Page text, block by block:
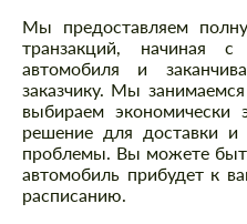
Мы предоставляем
транзакций, начиная с
автомобиля и
заказчику. Мы
выбираем экономически
решение для доставки и
проблемы. Вы можете
автомобиль прибудет к
расписанию.